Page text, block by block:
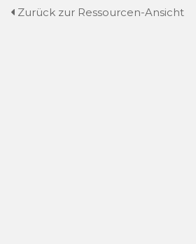
Zurück zur Ressourcen-Ansicht